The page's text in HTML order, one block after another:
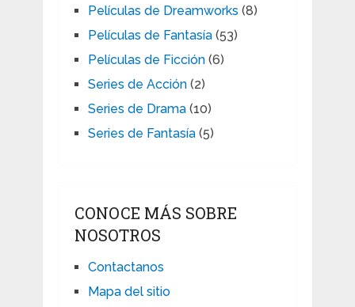
Películas de Dreamworks (8)
Películas de Fantasía(53)
Películas de Ficción(6)
Series de Acción(2)
Series de Drama(10)
Series de Fantasía(5)
CONOCE MÁS SOBRE
NOSOTROS
Contactanos
Mapa del sitio